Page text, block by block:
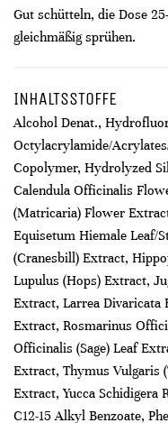
Gut schütteln, die Dose
gleichmäßig sprühen.
INHALTSSTOFFE
Alcohol Denat.,
Octylacrylamide/
Copolymer, Hydrolyzed
Calendula Officinalis
(Matricaria) Flower
Equisetum Hiemale Leaf/
(Cranesbill) Extract,
Lupulus (Hops) Extract,
Extract, Larrea
Extract, Rosmarinus
Officinalis (Sage) Leaf
Extract, Thymus Vulgaris
Extract, Yucca
C12-15 Alkyl Benzoate,